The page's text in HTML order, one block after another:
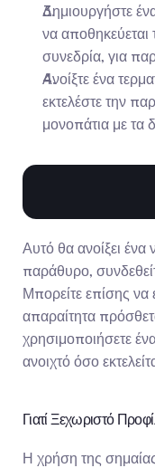
Δημιουργήστε
να αποθηκεύεται
συνεδρία, για
Ανοίξτε ένα
εκτελέστε την
μονοπάτια με τα
Αυτό θα ανοίξει
παράθυρο,
Μπορείτε επίσης να
απαραίτητα
χρησιμοποιήσετε
ανοιχτό όσο
Γιατί Ξεχωριστό
Η χρήση της